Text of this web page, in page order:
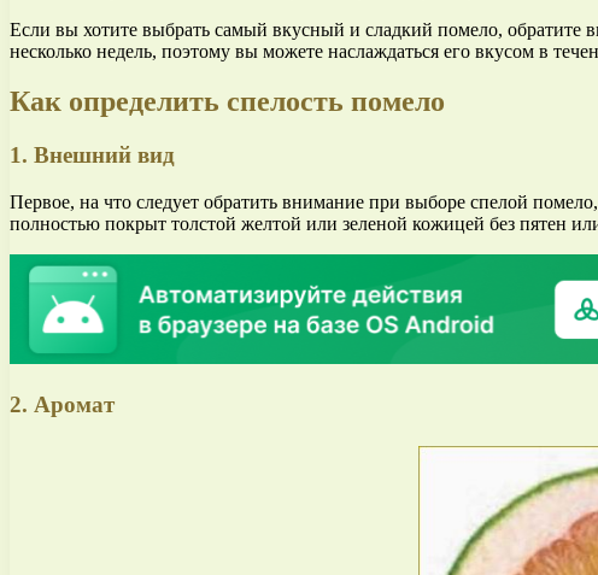
Если вы хотите выбрать самый вкусный и сладкий помело,
несколько недель, поэтому вы можете наслаждаться его вкусом в
Как определить спелость помело
1. Внешний вид
Первое, на что следует обратить внимание при выборе спелой
полностью покрыт толстой желтой или зеленой кожицей без пятен
2. Аромат